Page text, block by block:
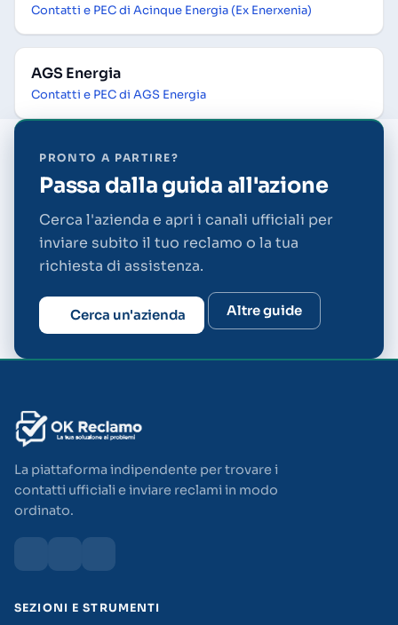
Contatti e PEC di Acinque Energia (Ex Enerxenia)
AGS Energia
Contatti e PEC di AGS Energia
PRONTO A PARTIRE?
Passa dalla guida all'azione
Cerca l'azienda e apri i canali ufficiali per
inviare subito il tuo reclamo o la tua
richiesta di assistenza.
Cerca un'azienda Altre guide
La piattaforma indipendente per trovare i
contatti ufficiali e inviare reclami in modo
ordinato.
SEZIONI E STRUMENTI